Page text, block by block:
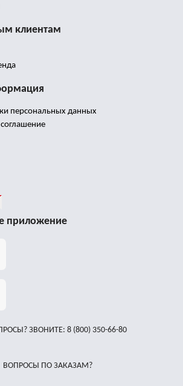
клиентам
персональных данных
приложение
ЗВОНИТЕ: 8 (800) 350-66-80
ВОПРОСЫ ПО ЗАКАЗАМ?